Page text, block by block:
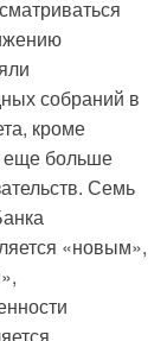
собраний в
кроме
еще больше
Семь
«новым»,